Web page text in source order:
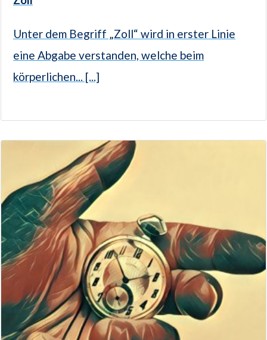
Unter dem Begriff „Zoll“ wird in erster Linie
eine Abgabe verstanden, welche beim
körperlichen... [...]